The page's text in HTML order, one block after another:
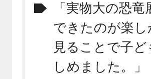
「実物大の恐
できたのが楽
見ることで子
しめました。」